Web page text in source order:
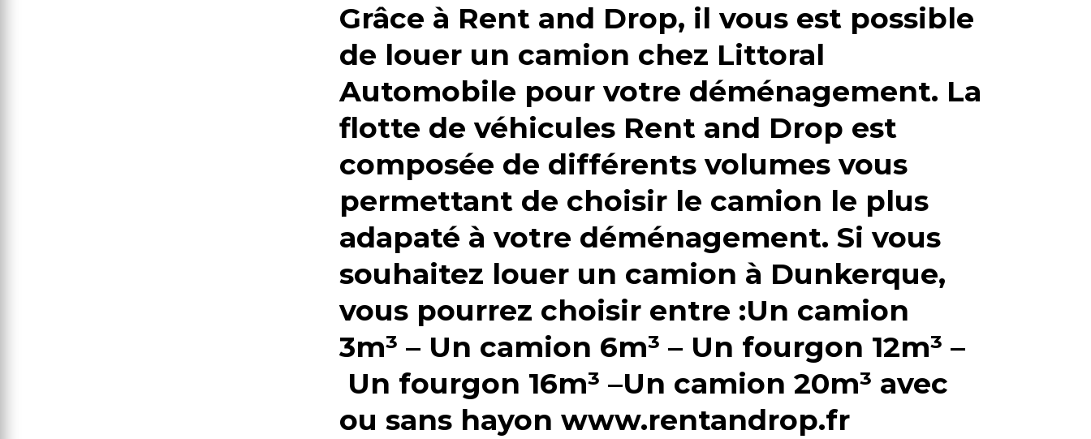
Grâce à Rent and Drop, il vous est possible
de louer un camion chez Littoral
Automobile pour votre déménagement. La
flotte de véhicules Rent and Drop est
composée de différents volumes vous
permettant de choisir le camion le plus
adapaté à votre déménagement. Si vous
souhaitez louer un camion à Dunkerque,
vous pourrez choisir entre :Un camion
3m³ – Un camion 6m³ – Un fourgon 12m³ –
Un fourgon 16m³ –Un camion 20m³ avec
ou sans hayon www.rentandrop.fr